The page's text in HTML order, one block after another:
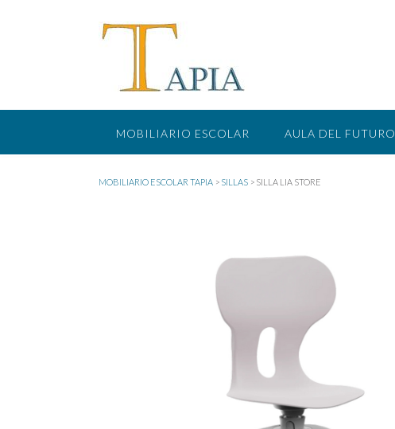
MOBILIARIO ESCOLAR AULA DEL FUTURO
MOBILIARIO ESCOLAR TAPIA > SILLAS > SILLA LIA STORE